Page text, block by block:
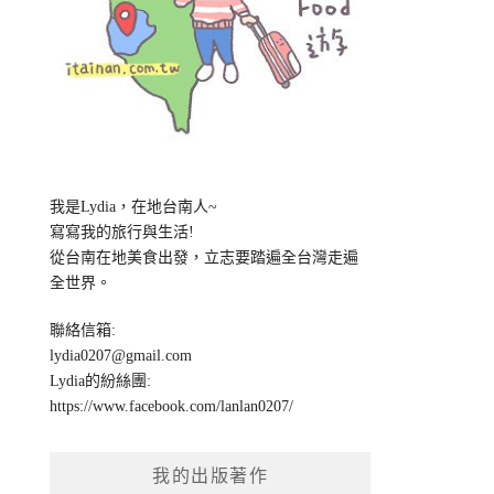
我是Lydia，在地台南人~
寫寫我的旅行與生活!
從台南在地美食出發，立志要踏遍全台灣走遍
全世界。
聯絡信箱:
lydia0207@gmail.com
Lydia的紛絲團:
https://www.facebook.com/lanlan0207/
我的出版著作